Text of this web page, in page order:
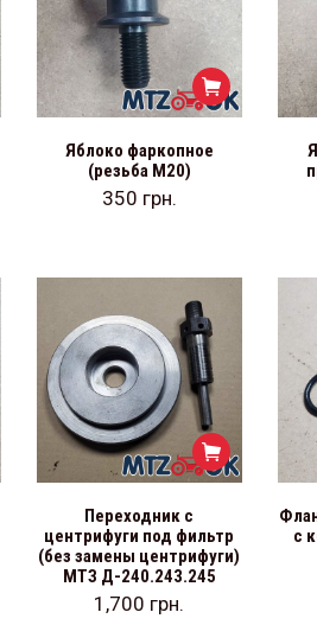
Яблоко фаркопное
(резьба М20)
350 грн.
Переходник с
центрифуги под фильтр
(без замены центрифуги)
МТЗ Д-240.243.245
1,700 грн.
с